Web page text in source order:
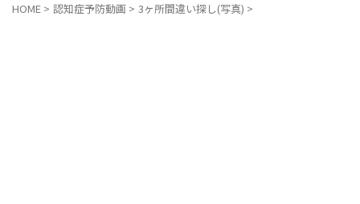
HOME > 認知症予防動画 > 3ヶ所間違い探し(写真) >